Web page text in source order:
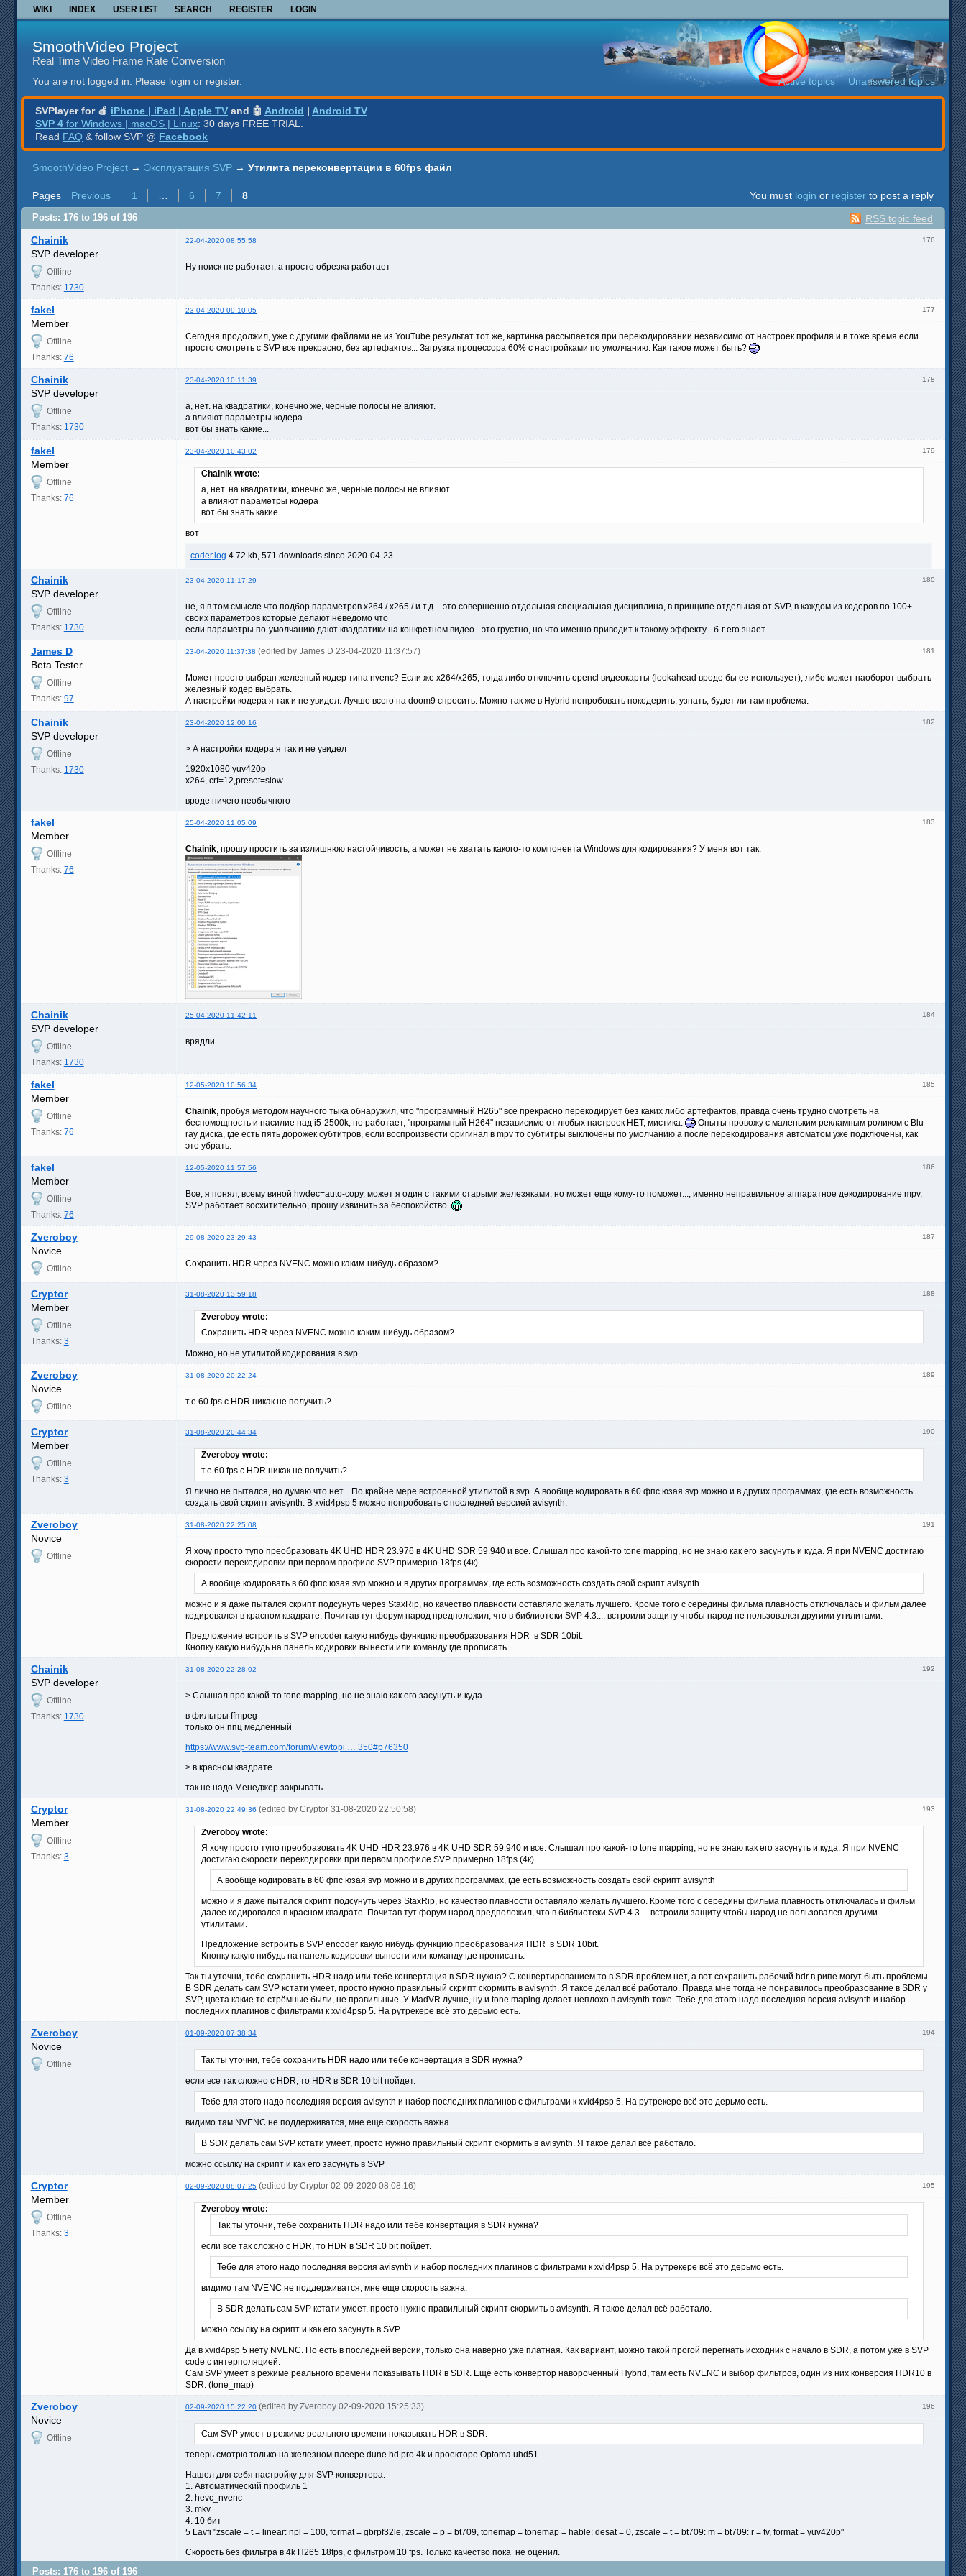
WIKI INDEX USER LIST SEARCH REGISTER LOGIN
SmoothVideo Project
Real Time Video Frame Rate Conversion
You are not logged in. Please login or register. Active topics Unanswered topics
SVPlayer for 🍎 iPhone | iPad | Apple TV and 🤖 Android | Android TV
SVP 4 for Windows | macOS | Linux: 30 days FREE TRIAL.
Read FAQ & follow SVP @ Facebook
SmoothVideo Project → Эксплуатация SVP → Утилита переконвертации в 60fps файл
Pages Previous 1 6 7 8 You must login or register to post a reply
RSS topic feed
Posts: 176 to 196 of 196
176
Chainik 22-04-2020 08:55:58
SVP developer
Offline
Thanks: 1730
Ну поиск не работает, а просто обрезка работает
177
fakel 23-04-2020 09:10:05
Member
Offline
Thanks: 76
Сегодня продолжил, уже с другими файлами не из YouTube результат тот же, картинка рассыпается при перекодировании независимо от настроек профиля и в тоже время если
просто смотреть с SVP все прекрасно, без артефактов... Загрузка процессора 60% с настройками по умолчанию. Как такое может быть?
178
Chainik 23-04-2020 10:11:39
SVP developer
Offline
Thanks: 1730
а, нет. на квадратики, конечно же, черные полосы не влияют.
а влияют параметры кодера
вот бы знать какие...
179
fakel 23-04-2020 10:43:02
Member
Offline
Thanks: 76
Chainik wrote:
а, нет. на квадратики, конечно же, черные полосы не влияют.
а влияют параметры кодера
вот бы знать какие...
вот
coder.log 4.72 kb, 571 downloads since 2020-04-23
180
Chainik 23-04-2020 11:17:29
SVP developer
Offline
Thanks: 1730
не, я в том смысле что подбор параметров x264 / x265 / и т.д. - это совершенно отдельная специальная дисциплина, в принципе отдельная от SVP, в каждом из кодеров по 100+
своих параметров которые делают неведомо что
если параметры по-умолчанию дают квадратики на конкретном видео - это грустно, но что именно приводит к такому эффекту - б-г его знает
181
James D 23-04-2020 11:37:38 (edited by James D 23-04-2020 11:37:57)
Beta Tester
Offline
Thanks: 97
Может просто выбран железный кодер типа nvenc? Если же x264/x265, тогда либо отключить opencl видеокарты (lookahead вроде бы ее использует), либо может наоборот выбрать
железный кодер выбрать.
А настройки кодера я так и не увидел. Лучше всего на doom9 спросить. Можно так же в Hybrid попробовать покодерить, узнать, будет ли там проблема.
182
Chainik 23-04-2020 12:00:16
SVP developer
Offline
Thanks: 1730
> А настройки кодера я так и не увидел
1920x1080 yuv420p
x264, crf=12,preset=slow
вроде ничего необычного
183
fakel 25-04-2020 11:05:09
Member
Offline
Thanks: 76
Chainik, прошу простить за излишнюю настойчивость, а может не хватать какого-то компонента Windows для кодирования? У меня вот так:
184
Chainik 25-04-2020 11:42:11
SVP developer
Offline
Thanks: 1730
врядли
185
fakel 12-05-2020 10:56:34
Member
Offline
Thanks: 76
Chainik, пробуя методом научного тыка обнаружил, что "программный H265" все прекрасно перекодирует без каких либо артефактов, правда очень трудно смотреть на
беспомощность и насилие над i5-2500k, но работает, "программный H264" независимо от любых настроек НЕТ, мистика.
Опыты провожу с маленьким рекламным роликом с Blu-
ray диска, где есть пять дорожек субтитров, если воспроизвести оригинал в mpv то субтитры выключены по умолчанию а после перекодирования автоматом уже подключены, как
это убрать.
186
fakel 12-05-2020 11:57:56
Member
Offline
Thanks: 76
Все, я понял, всему виной hwdec=auto-copy, может я один с такими старыми железяками, но может еще кому-то поможет..., именно неправильное аппаратное декодирование mpv,
SVP работает восхитительно, прошу извинить за беспокойство.
187
Zveroboy 29-08-2020 23:29:43
Novice
Offline Сохранить HDR через NVENC можно каким-нибудь образом?
188
Cryptor 31-08-2020 13:59:18
Member
Offline
Thanks: 3
Zveroboy wrote:
Сохранить HDR через NVENC можно каким-нибудь образом?
Можно, но не утилитой кодирования в svp.
189
Zveroboy 31-08-2020 20:22:24
Novice
Offline т.е 60 fps c HDR никак не получить?
190
Cryptor 31-08-2020 20:44:34
Member
Offline
Thanks: 3
Zveroboy wrote:
т.е 60 fps c HDR никак не получить?
Я лично не пытался, но думаю что нет... По крайне мере встроенной утилитой в svp. А вообще кодировать в 60 фпс юзая svp можно и в других программах, где есть возможность
создать свой скрипт avisynth. В xvid4psp 5 можно попробовать с последней версией avisynth.
191
Zveroboy 31-08-2020 22:25:08
Novice
Offline
Я хочу просто тупо преобразовать 4K UHD HDR 23.976 в 4K UHD SDR 59.940 и все. Слышал про какой-то tone mapping, но не знаю как его засунуть и куда. Я при NVENC достигаю
скорости перекодировки при первом профиле SVP примерно 18fps (4к).
А вообще кодировать в 60 фпс юзая svp можно и в других программах, где есть возможность создать свой скрипт avisynth
можно и я даже пытался скрипт подсунуть через StaxRip, но качество плавности оставляло желать лучшего. Кроме того с середины фильма плавность отключалась и фильм далее
кодировался в красном квадрате. Почитав тут форум народ предположил, что в библиотеки SVP 4.3.... встроили защиту чтобы народ не пользовался другими утилитами.
Предложение встроить в SVP encoder какую нибудь функцию преобразования HDR в SDR 10bit.
Кнопку какую нибудь на панель кодировки вынести или команду где прописать.
192
Chainik 31-08-2020 22:28:02
SVP developer
Offline
Thanks: 1730
> Слышал про какой-то tone mapping, но не знаю как его засунуть и куда.
в фильтры ffmpeg
только он ппц медленный
https://www.svp-team.com/forum/viewtopi … 350#p76350
> в красном квадрате
так не надо Менеджер закрывать
193
Cryptor 31-08-2020 22:49:36 (edited by Cryptor 31-08-2020 22:50:58)
Member
Offline
Thanks: 3
Zveroboy wrote:
Я хочу просто тупо преобразовать 4K UHD HDR 23.976 в 4K UHD SDR 59.940 и все. Слышал про какой-то tone mapping, но не знаю как его засунуть и куда. Я при NVENC
достигаю скорости перекодировки при первом профиле SVP примерно 18fps (4к).
А вообще кодировать в 60 фпс юзая svp можно и в других программах, где есть возможность создать свой скрипт avisynth
можно и я даже пытался скрипт подсунуть через StaxRip, но качество плавности оставляло желать лучшего. Кроме того с середины фильма плавность отключалась и фильм
далее кодировался в красном квадрате. Почитав тут форум народ предположил, что в библиотеки SVP 4.3.... встроили защиту чтобы народ не пользовался другими
утилитами.
Предложение встроить в SVP encoder какую нибудь функцию преобразования HDR в SDR 10bit.
Кнопку какую нибудь на панель кодировки вынести или команду где прописать.
Так ты уточни, тебе сохранить HDR надо или тебе конвертация в SDR нужна? С конвертированием то в SDR проблем нет, а вот сохранить рабочий hdr в рипе могут быть проблемы.
В SDR делать сам SVP кстати умеет, просто нужно правильный скрипт скормить в avisynth. Я такое делал всё работало. Правда мне тогда не понравилось преобразование в SDR у
SVP, цвета какие то стрёмные были, не правильные. У MadVR лучше, ну и tone maping делает неплохо в avisynth тоже. Тебе для этого надо последняя версия avisynth и набор
последних плагинов с фильтрами к xvid4psp 5. На рутрекере всё это дерьмо есть.
194
Zveroboy 01-09-2020 07:38:34
Novice
Offline Так ты уточни, тебе сохранить HDR надо или тебе конвертация в SDR нужна?
если все так сложно с HDR, то HDR в SDR 10 bit пойдет.
Тебе для этого надо последняя версия avisynth и набор последних плагинов с фильтрами к xvid4psp 5. На рутрекере всё это дерьмо есть.
видимо там NVENС не поддерживатся, мне еще скорость важна.
В SDR делать сам SVP кстати умеет, просто нужно правильный скрипт скормить в avisynth. Я такое делал всё работало.
можно ссылку на скрипт и как его засунуть в SVP
195
Cryptor 02-09-2020 08:07:25 (edited by Cryptor 02-09-2020 08:08:16)
Member
Offline
Thanks: 3
Zveroboy wrote:
Так ты уточни, тебе сохранить HDR надо или тебе конвертация в SDR нужна?
если все так сложно с HDR, то HDR в SDR 10 bit пойдет.
Тебе для этого надо последняя версия avisynth и набор последних плагинов с фильтрами к xvid4psp 5. На рутрекере всё это дерьмо есть.
видимо там NVENС не поддерживатся, мне еще скорость важна.
В SDR делать сам SVP кстати умеет, просто нужно правильный скрипт скормить в avisynth. Я такое делал всё работало.
можно ссылку на скрипт и как его засунуть в SVP
Да в xvid4psp 5 нету NVENC. Но есть в последней версии, только она наверно уже платная. Как вариант, можно такой прогой перегнать исходник с начало в SDR, а потом уже в SVP
code с интерполяцией.
Сам SVP умеет в режиме реального времени показывать HDR в SDR. Ещё есть конвертор навороченный Hybrid, там есть NVENC и выбор фильтров, один из них конверсия HDR10 в
SDR. (tone_map)
196
Zveroboy 02-09-2020 15:22:20 (edited by Zveroboy 02-09-2020 15:25:33)
Novice
Offline Сам SVP умеет в режиме реального времени показывать HDR в SDR.
теперь смотрю только на железном плеере dune hd pro 4k и проекторе Optoma uhd51
Нашел для себя настройку для SVP конвертера:
1. Автоматический профиль 1
2. hevc_nvenc
3. mkv
4. 10 бит
5 Lavfi "zscale = t = linear: npl = 100, format = gbrpf32le, zscale = p = bt709, tonemap = tonemap = hable: desat = 0, zscale = t = bt709: m = bt709: r = tv, format = yuv420p"
Скорость без фильтра в 4k H265 18fps, с фильтром 10 fps. Только качество пока не оценил.
Posts: 176 to 196 of 196